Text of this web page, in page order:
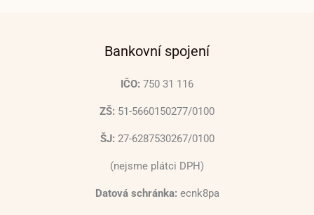
Bankovní spojení
IČO: 750 31 116
ZŠ: 51-5660150277/0100
ŠJ: 27-6287530267/0100
(nejsme plátci DPH)
Datová schránka: ecnk8pa